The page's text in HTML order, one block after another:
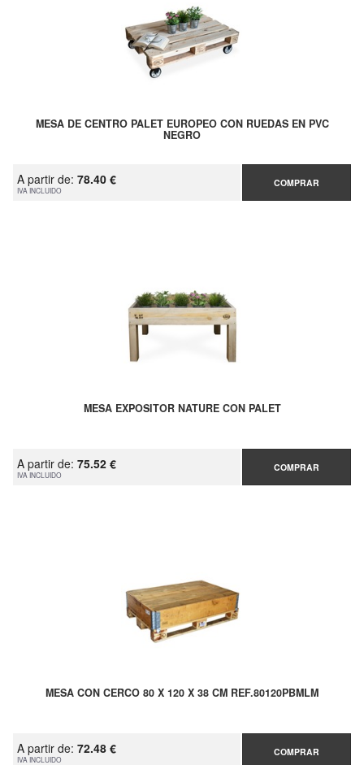
MESA DE CENTRO PALET EUROPEO CON RUEDAS EN PVC
NEGRO
A partir de: 78.40 €
IVA INCLUIDO
COMPRAR
MESA EXPOSITOR NATURE CON PALET
A partir de: 75.52 €
IVA INCLUIDO
COMPRAR
MESA CON CERCO 80 X 120 X 38 CM REF.80120PBMLM
A partir de: 72.48 €
IVA INCLUIDO
COMPRAR